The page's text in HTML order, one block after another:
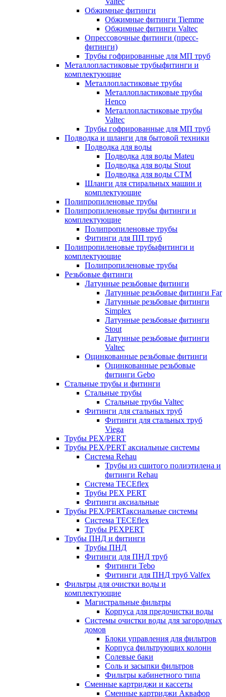
Обжимные фитинги
Обжимные фитинги Tiemme
Обжимные фитинги Valtec
Опрессовочные фитинги (пресс-
фитинги)
Трубы гофрированные для МП труб
Металлопластиковые трубыфитинги и
комплектующие
Металлопластиковые трубы
Металлопластиковые трубы
Henco
Металлопластиковые трубы
Valtec
Трубы гофрированные для МП труб
Подводка и шланги для бытовой техники
Подводка для воды
Подводка для воды Mateu
Подводка для воды Stout
Подводка для воды СТМ
Шланги для стиральных машин и
комплектующие
Полипропиленовые трубы
Полипропиленовые трубы фитинги и
комплектующие
Полипропиленовые трубы
Фитинги для ПП труб
Полипропиленовые трубыфитинги и
комплектующие
Полипропиленовые трубы
Резьбовые фитинги
Латунные резьбовые фитинги
Латунные резьбовые фитинги Far
Латунные резьбовые фитинги
Simplex
Латунные резьбовые фитинги
Stout
Латунные резьбовые фитинги
Valtec
Оцинкованные резьбовые фитинги
Оцинкованные резьбовые
фитинги Gebo
Стальные трубы и фитинги
Стальные трубы
Стальные трубы Valtec
Фитинги для стальных труб
Фитинги для стальных труб
Viega
Трубы PEX/PERT
Трубы PEX/PERT аксиальные системы
Система Rehau
Трубы из сшитого полиэтилена и
фитинги Rehau
Система TECEflex
Трубы PEX PERT
Фитинги аксиальные
Трубы PEX/PERTаксиальные системы
Система TECEflex
Трубы PEXPERT
Трубы ПНД и фитинги
Трубы ПНД
Фитинги для ПНД труб
Фитинги Tebo
Фитинги для ПНД труб Valfex
Фильтры для очистки воды и
комплектующие
Магистральные фильтры
Корпуса для предочистки воды
Системы очистки воды для загородных
домов
Блоки управления для фильтров
Корпуса фильтрующих колонн
Солевые баки
Соль и засыпки фильтров
Фильтры кабинетного типа
Сменные картриджи и кассеты
Сменные картриджи Аквафор